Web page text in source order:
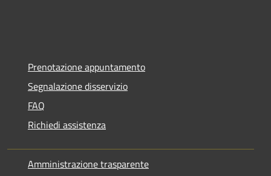
Prenotazione appuntamento
Segnalazione disservizio
FAQ
Richiedi assistenza
Amministrazione trasparente